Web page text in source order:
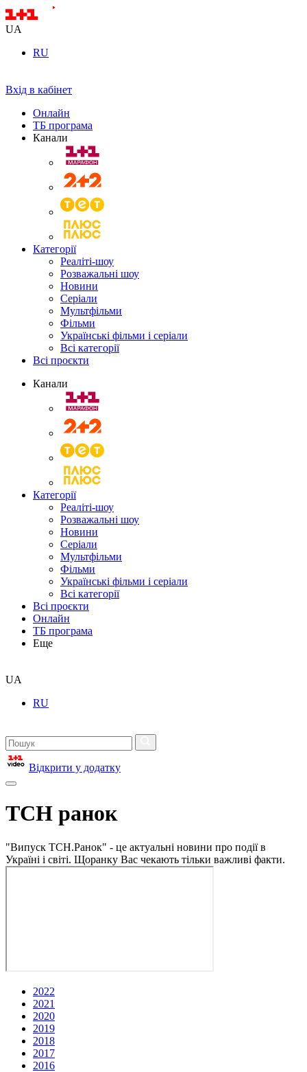
UA
RU
Вхід в кабінет
Онлайн
ТБ програма
Канали
Категорії
Реаліті-шоу
Розважальні шоу
Новини
Серіали
Мультфільми
Фільми
Українські фільми і серіали
Всі категорії
Всі проєкти
Канали
Категорії
Реаліті-шоу
Розважальні шоу
Новини
Серіали
Мультфільми
Фільми
Українські фільми і серіали
Всі категорії
Всі проєкти
Онлайн
ТБ програма
Еще
UA
RU
Відкрити у додатку
ТСН ранок
"Випуск ТСН.Ранок" - це актуальні новини про події в
Україні і світі. Щоранку Вас чекають тільки важливі факти.
2022
2021
2020
2019
2018
2017
2016